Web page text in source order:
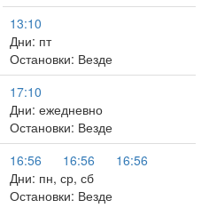
13:10
Дни: пт
Остановки: Везде
17:10
Дни: ежедневно
Остановки: Везде
16:56 16:56
16:56
Дни: пн, ср, сб
Остановки: Везде